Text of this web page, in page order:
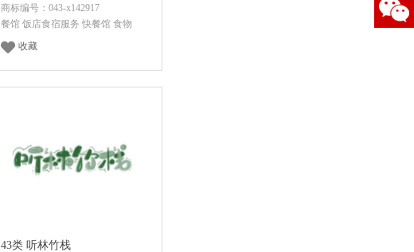
商标编号：043-x142917
餐馆 饭店食宿服务 快餐馆 食物
收藏
43类 听林竹栈